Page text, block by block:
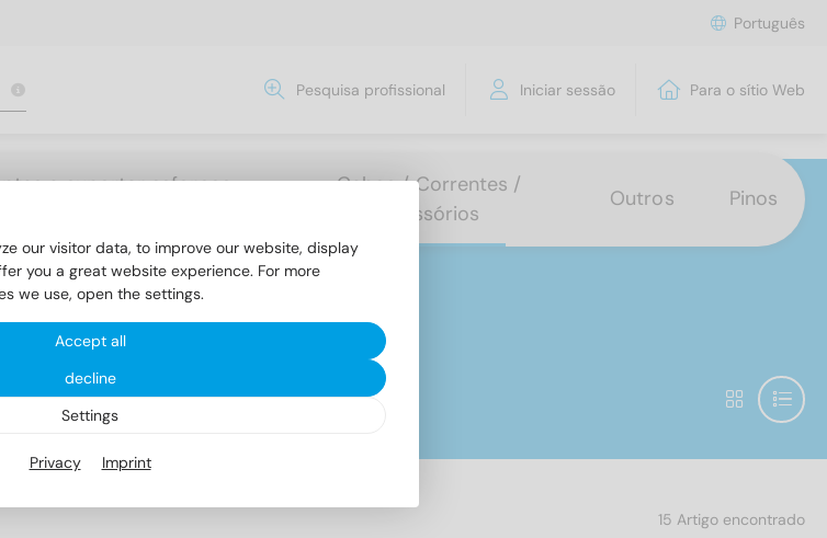
Português
Pesquisa profissional Iniciar sessão Para o sítio Web
a suportar esforcos
Cabos / Correntes /
Acessórios
Outros Pinos
Acessórios Art. 9640
15 Artigo encontrado
our visitor data, to improve our website, display
you a great website experience. For more
we use, open the settings.
Accept all
decline
Settings
Privacy Imprint